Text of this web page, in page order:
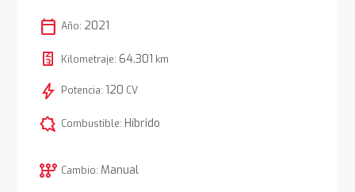
calendar_today Año: 2021
Kilometraje: 64.301 km
bolt Potencia: 120 CV
comic_bubble Combustible: Híbrido
auto_transmission Cambio: Manual